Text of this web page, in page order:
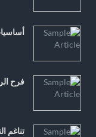
فرح
تناغم